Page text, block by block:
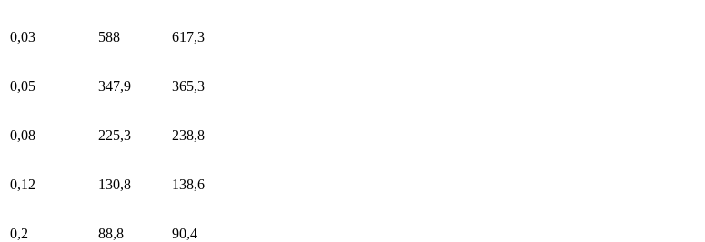
0,03 588 617,3
0,05 347,9 365,3
0,08 225,3 238,8
0,12 130,8 138,6
0,2 88,8 90,4